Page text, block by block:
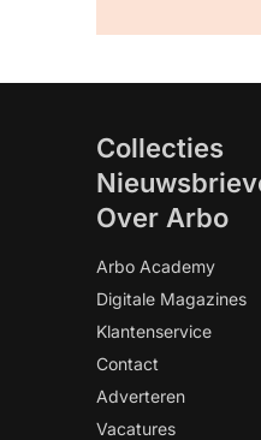
Collecties
Over Arbo
Arbo Academy
Digitale Magazines
Klantenservice
Contact
Adverteren
Vacatures